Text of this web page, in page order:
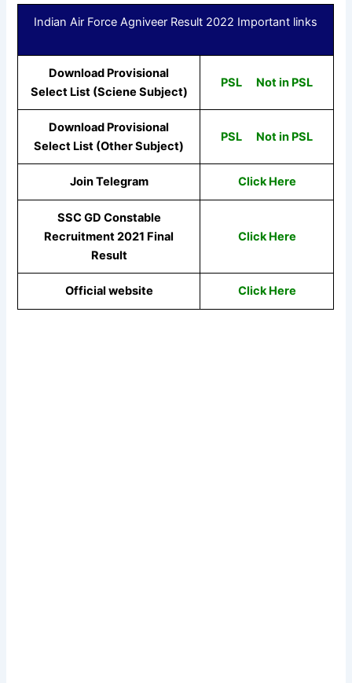
Indian Air Force Agniveer Result 2022 Important links
Download Provisional
Select List (Sciene Subject)
PSL Not in PSL
Download Provisional
Select List (Other Subject)
PSL Not in PSL
Join Telegram Click Here
SSC GD Constable
Recruitment 2021 Final
Result
Click Here
Official website Click Here